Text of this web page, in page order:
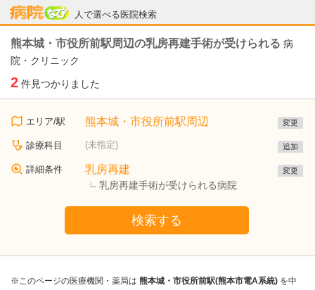
人で選べる医院検索
病院なび
熊本城・市役所前駅周辺の乳房再建手術が受けられる 病
院・クリニック
2 件見つかりました
エリア/駅 熊本城・市役所前駅周辺 変更
診療科目 (未指定) 追加
詳細条件 乳房再建
乳房再建手術が受けられる病院
変更
検索する
※このページの医療機関・薬局は 熊本城・市役所前駅(熊本市電A系統) を中